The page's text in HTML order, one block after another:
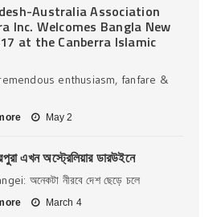
Australia Association
Inc. Welcomes Bangla New
at the Canberra Islamic
enthusiasm, fanfare &
May 2
এখন অস্ট্রেলিয়ার ডারউইনে
অনেকটা নীরবে দেশ ছেড়ে চলে
March 4